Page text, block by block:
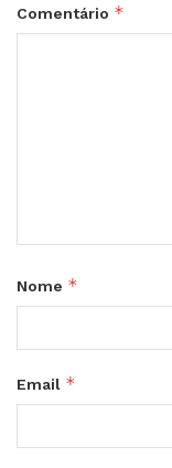
Comentário *
Nome *
Email *